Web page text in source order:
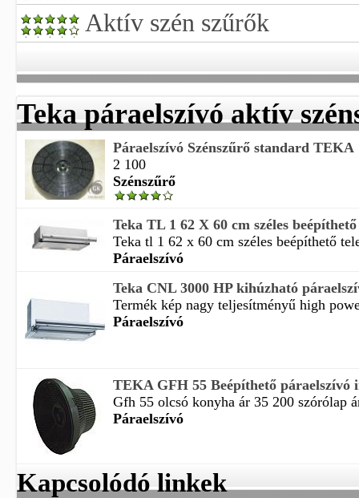
Aktív szén szűrők
Teka páraelszívó aktív
Páraelszívó Szénszűrő standard TEKA
2 100
Szénszűrő
Teka TL 1 62 X 60 cm széles
Teka tl 1 62 x 60 cm széles beépíthető
Páraelszívó
Teka CNL 3000 HP kihúzható
Termék kép nagy teljesítményű high
Páraelszívó
TEKA GFH 55 Beépíthető páraelszívó
Gfh 55 olcsó konyha ár 35 200 szórólap
Páraelszívó
Kapcsolódó linkek